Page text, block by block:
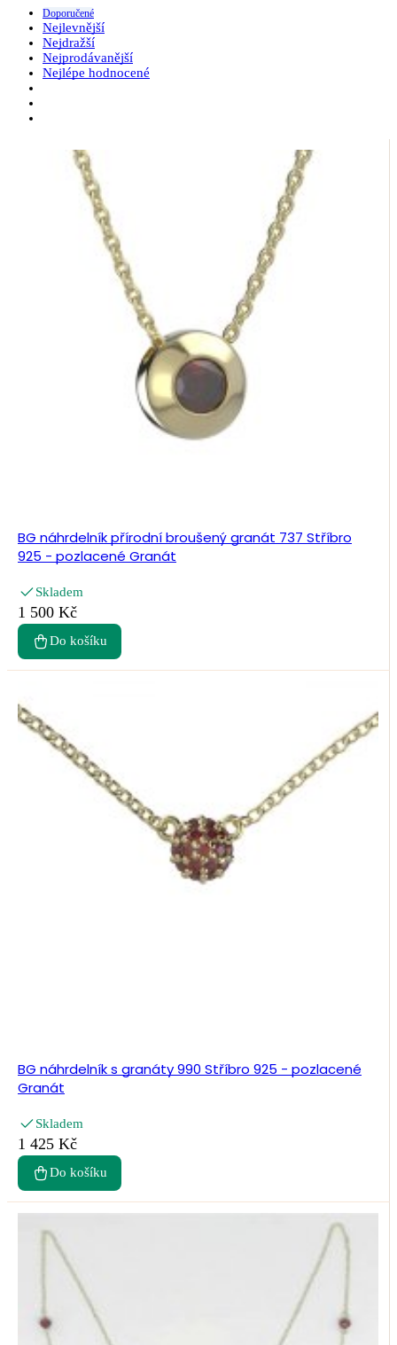
Doporučené
Nejlevnější
Nejdražší
Nejprodávanější
Nejlépe hodnocené
BG náhrdelník přírodní broušený granát 737 Stříbro
925 - pozlacené Granát
Skladem
1 500 Kč
Do košíku
BG náhrdelník s granáty 990 Stříbro 925 - pozlacené
Granát
Skladem
1 425 Kč
Do košíku